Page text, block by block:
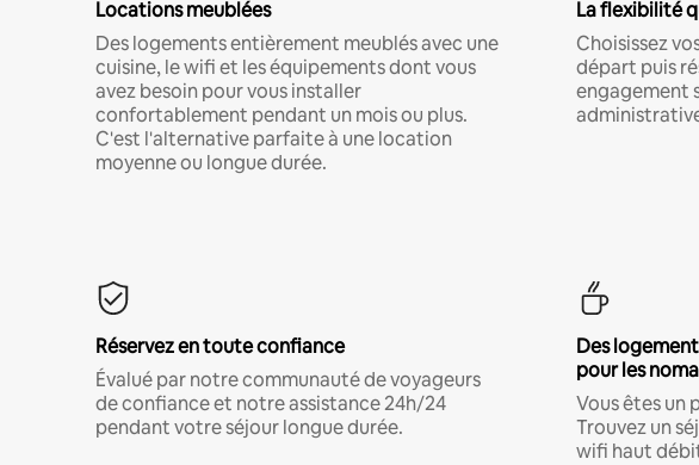
Locations meublées
Des logements entièrement meublés avec une
cuisine, le wifi et les équipements dont vous
avez besoin pour vous installer
confortablement pendant un mois ou plus.
C'est l'alternative parfaite à une location
moyenne ou longue durée.
La flexibilité
Choisissez
départ puis
engagement
Réservez en toute confiance
Évalué par notre communauté de voyageurs
de confiance et notre assistance 24h/24
pendant votre séjour longue durée.
Des
pour les
Vous êtes un
Trouvez un
wifi haut